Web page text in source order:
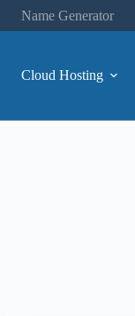
Name Generator
Cloud Hosting